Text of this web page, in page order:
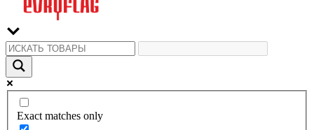
Exact matches only